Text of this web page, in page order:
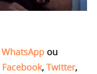
WhatsApp ou
Facebook, Twitter,